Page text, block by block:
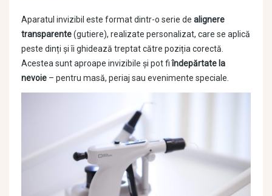
Aparatul invizibil este format dintr-o serie de alignere
transparente(gutiere), realizate personalizat, care se aplică
peste dinți și îi ghidează treptat către poziția corectă.
Acestea sunt aproape invizibile și pot fiîndepărtate la
nevoie – pentru masă, periaj sau evenimente speciale.